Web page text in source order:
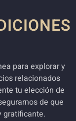
para explorar y
relacionados
tu elección de
de que
gratificante.